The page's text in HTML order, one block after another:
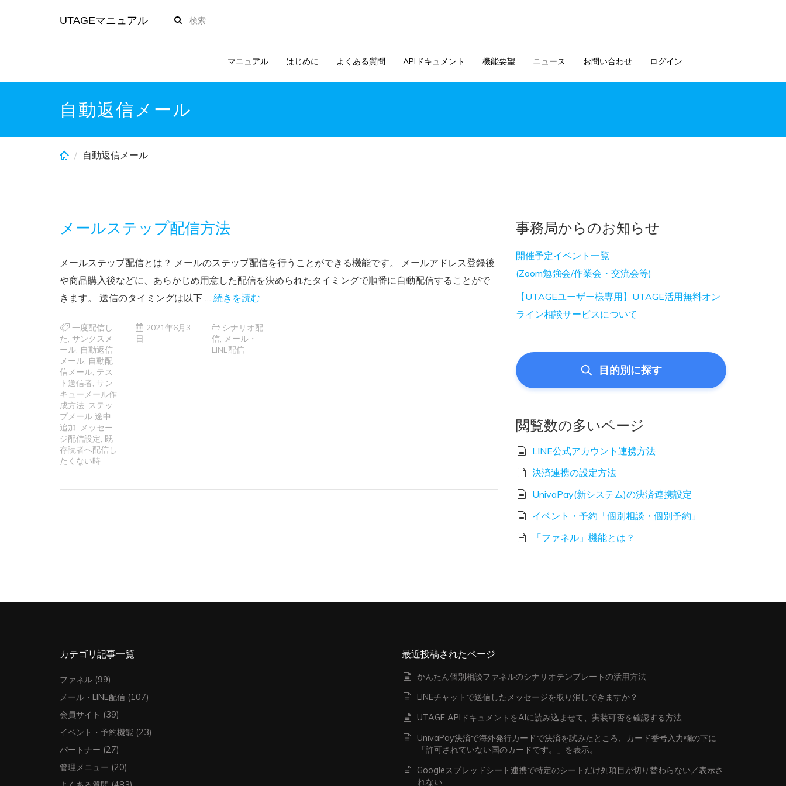
UTAGEマニュアル
マニュアル はじめに よくある質問 APIドキュメント 機能要望 ニュース お問い合わせ ログイン
自動返信メール
自動返信メール
メールステップ配信方法
メールステップ配信とは？ メールのステップ配信を行うことができる機能です。 メールアドレス登録後
や商品購入後などに、あらかじめ用意した配信を決められたタイミングで順番に自動配信することがで
きます。 送信のタイミングは以下 … 続きを読む
一度配信し
た サンクスメ
ール 自動返信
メール 自動配
信メール テス
ト送信者 サン
キューメール作
成方法 ステッ
プメール 途中
追加
メッセー
ジ配信設定 既
存読者へ配信し
たくない時
2021年6月3
日
シナリオ配
信,
メール・
LINE配信
事務局からのお知らせ
開催予定イベント一覧
(Zoom勉強会/作業会・交流会等)
【UTAGEユーザー様専用】UTAGE活用無料オン
ライン相談サービスについて
目的別に探す
閲覧数の多いページ
LINE公式アカウント連携方法
決済連携の設定方法
UnivaPay(新システム)の決済連携設定
イベント・予約「個別相談・個別予約」
「ファネル」機能とは？
カテゴリ記事一覧
ファネル (99)
メール・LINE配信 (107)
会員サイト (39)
イベント・予約機能 (23)
パートナー (27)
管理メニュー (20)
最近投稿されたページ
かんたん個別相談ファネルのシナリオテンプレートの活用方法
LINEチャットで送信したメッセージを取り消しできますか？
UTAGE APIドキュメントをAIに読み込ませて、実装可否を確認する方法
UnivaPay決済で海外発行カードで決済を試みたところ、カード番号入力欄の下に
「許可されていない国のカードです。」を表示。
Googleスプレッドシート連携で特定のシートだけ列項目が切り替わらない／表示さ
れない